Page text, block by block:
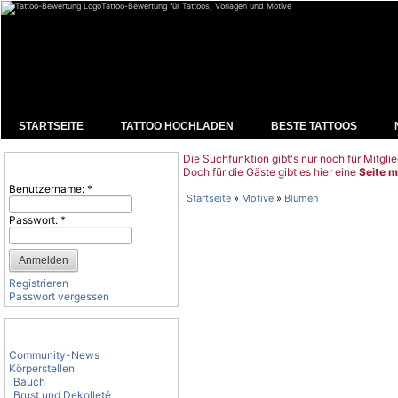
Tattoo-Bewertung für Tattoos, Vorlagen und Motive
STARTSEITE TATTOO HOCHLADEN BESTE TATTOOS
Benutzername: *
Passwort: *
Registrieren
Passwort vergessen
Community-News
Körperstellen
Bauch
Brust und Dekolleté
Die Suchfunktion gibt's nur noch für
Doch für die Gäste gibt es hier eine Seite
Startseite » Motive » Blumen